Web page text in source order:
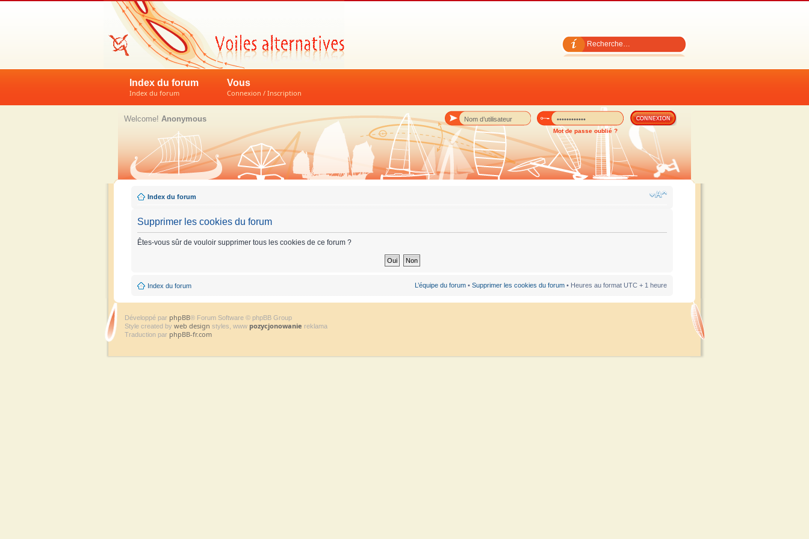
Index du forum
Index du forum
Vous
Connexion / Inscription
Mot de passe oublié ?
Welcome! Anonymous
Index du forum
Supprimer les cookies du forum
Êtes-vous sûr de vouloir supprimer tous les cookies de ce forum ?
Index du forum L’équipe du forum • Supprimer les cookies du forum • Heures au format UTC + 1 heure
Développé par phpBB® Forum Software © phpBB Group
Style created by web design styles, www pozycjonowanie reklama
Traduction par phpBB-fr.com